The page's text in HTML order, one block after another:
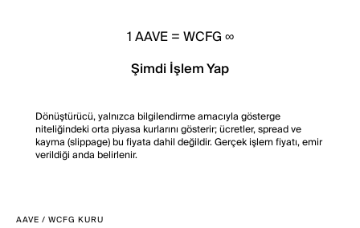
1AAVE=WCFG ∞
Şimdi İşlem Yap
Dönüştürücü, yalnızca bilgilendirme amacıyla gösterge
niteliğindeki orta piyasa kurlarını gösterir; ücretler, spread ve
kayma (slippage) bu fiyata dahil değildir. Gerçek işlem fiyatı, emir
verildiği anda belirlenir.
AAVE / WCFG KURU